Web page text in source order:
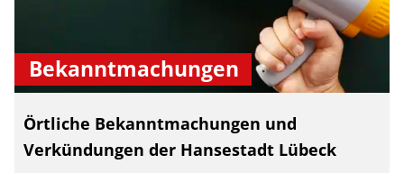
Bekanntmachungen
Örtliche Bekanntmachungen und
Verkündungen der Hansestadt Lübeck